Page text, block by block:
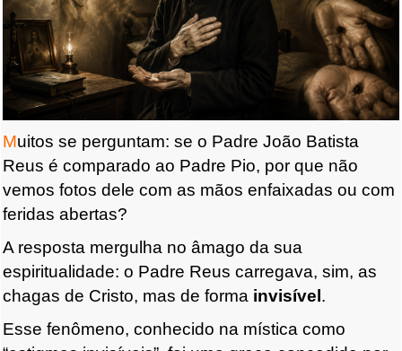
Muitos se perguntam: se o Padre João Batista
Reus é comparado ao Padre Pio, por que não
vemos fotos dele com as mãos enfaixadas ou com
feridas abertas?
A resposta mergulha no âmago da sua
espiritualidade: o Padre Reus carregava, sim, as
chagas de Cristo, mas de forma invisível.
Esse fenômeno, conhecido na mística como